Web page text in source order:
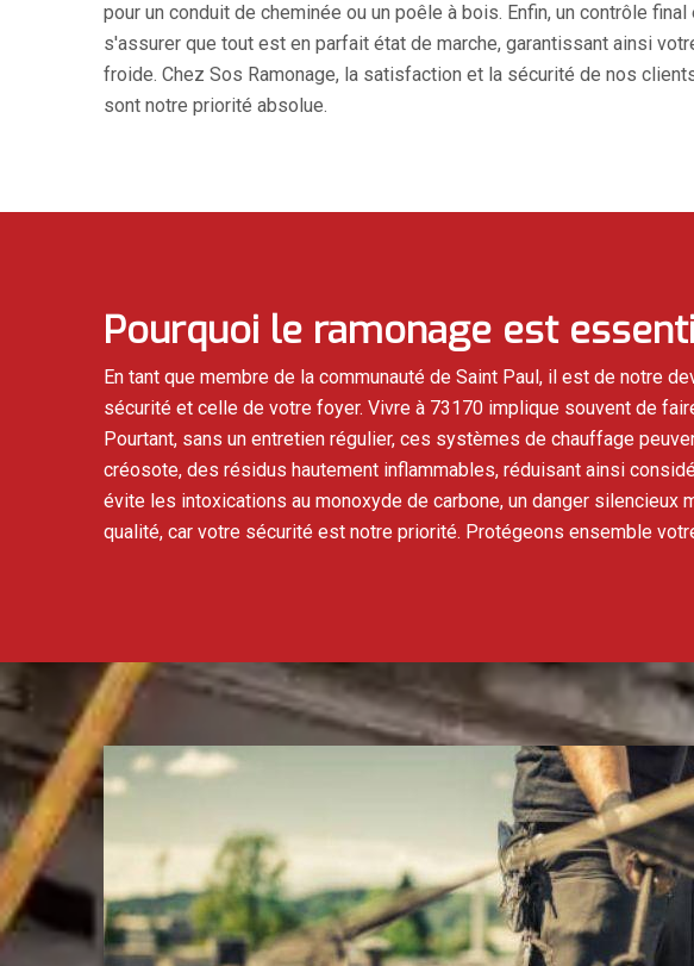
pour un conduit de cheminée ou un poêle à bois. Enfin, un contrôle
s'assurer que tout est en parfait état de marche, garantissant ainsi
froide. Chez Sos Ramonage, la satisfaction et la sécurité de nos
sont notre priorité absolue.
Pourquoi le ramonage est
En tant que membre de la communauté de Saint Paul, il est de notre
sécurité et celle de votre foyer. Vivre à 73170 implique souvent de
Pourtant, sans un entretien régulier, ces systèmes de chauffage
créosote, des résidus hautement inflammables, réduisant ainsi
évite les intoxications au monoxyde de carbone, un danger silencieux
qualité, car votre sécurité est notre priorité. Protégeons ensemble